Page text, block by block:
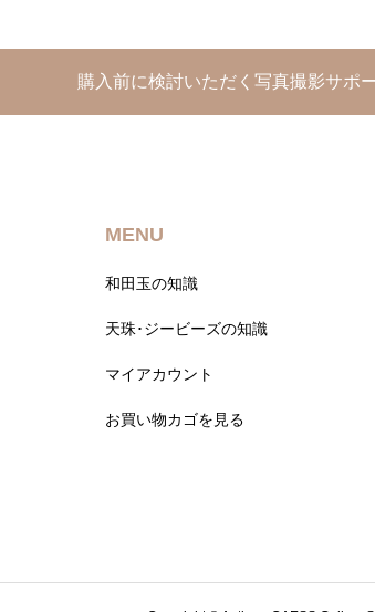
購入前に検討いただく写真撮影サポ
MENU
和田玉の知識
天珠･ジービーズの知識
マイアカウント
お買い物カゴを見る